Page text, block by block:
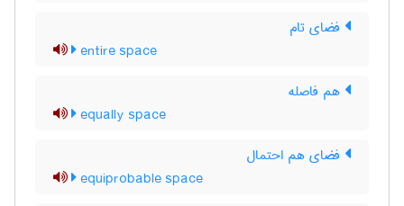
فضای تام
entire space
هم فاصله
equally space
فضای هم احتمال
equiprobable space